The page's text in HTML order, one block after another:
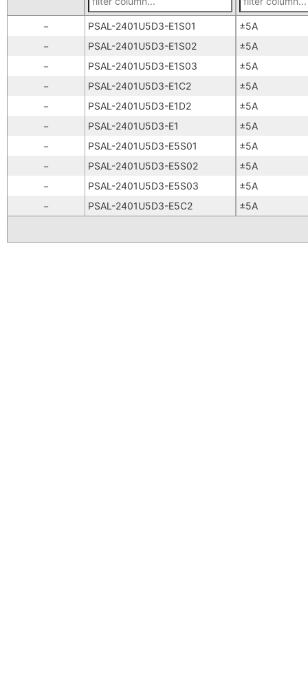
－ PSAL-2401U5D3-E1S01
±5A
－
PSAL-2401U5D3-E1S02
±5A
－
PSAL-2401U5D3-E1S03
±5A
－
PSAL-2401U5D3-E1C2
±5A
－
PSAL-2401U5D3-E1D2
±5A
－
PSAL-2401U5D3-E1
±5A
－
PSAL-2401U5D3-E5S01
±5A
－
PSAL-2401U5D3-E5S02
±5A
－
PSAL-2401U5D3-E5S03
±5A
－
PSAL-2401U5D3-E5C2 ±5A